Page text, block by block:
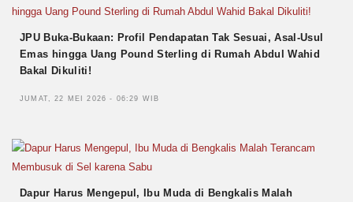
JPU Buka-Bukaan: Profil Pendapatan Tak Sesuai, Asal-Usul
Emas hingga Uang Pound Sterling di Rumah Abdul Wahid
Bakal Dikuliti!
JUMAT, 22 MEI 2026 - 06:29 WIB
Dapur Harus Mengepul, Ibu Muda di Bengkalis Malah